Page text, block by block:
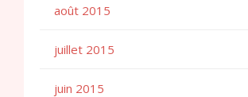
août 2015
juillet 2015
juin 2015